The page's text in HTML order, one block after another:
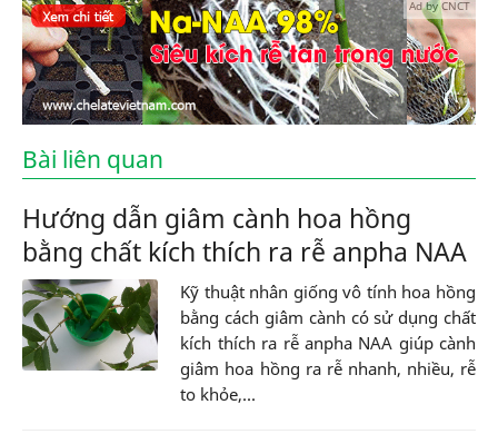
Ad by CNCT
Bài liên quan
Hướng dẫn giâm cành hoa hồng
bằng chất kích thích ra rễ anpha NAA
Kỹ thuật nhân giống vô tính hoa hồng
bằng cách giâm cành có sử dụng chất
kích thích ra rễ anpha NAA giúp cành
giâm hoa hồng ra rễ nhanh, nhiều, rễ
to khỏe,...